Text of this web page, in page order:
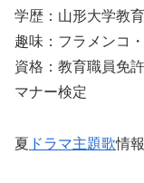
学歴：山形大学教
趣味：フラメンコ
資格：教育職員免
マナー検定
夏 ドラマ主題歌情報